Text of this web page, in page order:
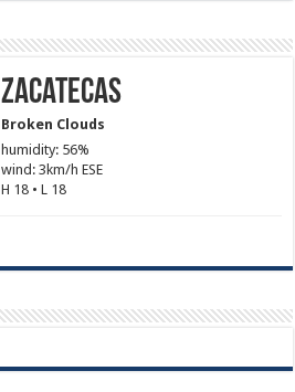
Zacatecas
Broken Clouds
humidity: 56%
wind: 3km/h ESE
H 18 • L 18